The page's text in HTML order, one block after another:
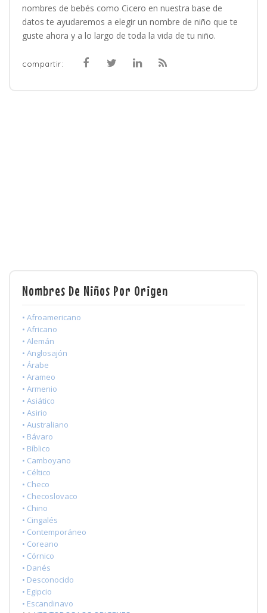
nombres de bebés como Cicero en nuestra base de
datos te ayudaremos a elegir un nombre de niño que te
guste ahora y a lo largo de toda la vida de tu niño.
compartir:
Nombres De Niños Por Origen
• Afroamericano
• Africano
• Alemán
• Anglosajón
• Árabe
• Arameo
• Armenio
• Asiático
• Asirio
• Australiano
• Bávaro
• Bíblico
• Camboyano
• Céltico
• Checo
• Checoslovaco
• Chino
• Cingalés
• Contemporáneo
• Coreano
• Córnico
• Danés
• Desconocido
• Egipcio
• Escandinavo